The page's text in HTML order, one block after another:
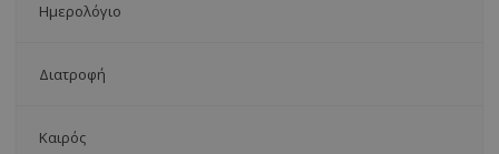
Ημερολόγιο
Διατροφή
Καιρός